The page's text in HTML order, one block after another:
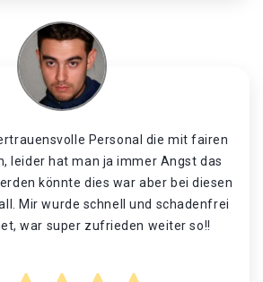
Personal die mit fairen
leider hat man ja immer Angst das
könnte dies war aber bei diesen
Mir wurde schnell und schadenfrei
war super zufrieden weiter so!!